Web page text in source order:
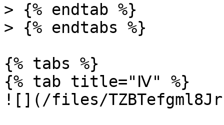
> {% endtab %}
> {% endtabs %}
{% tabs %}
{% tab title="Ⅳ" %}
![](/files/